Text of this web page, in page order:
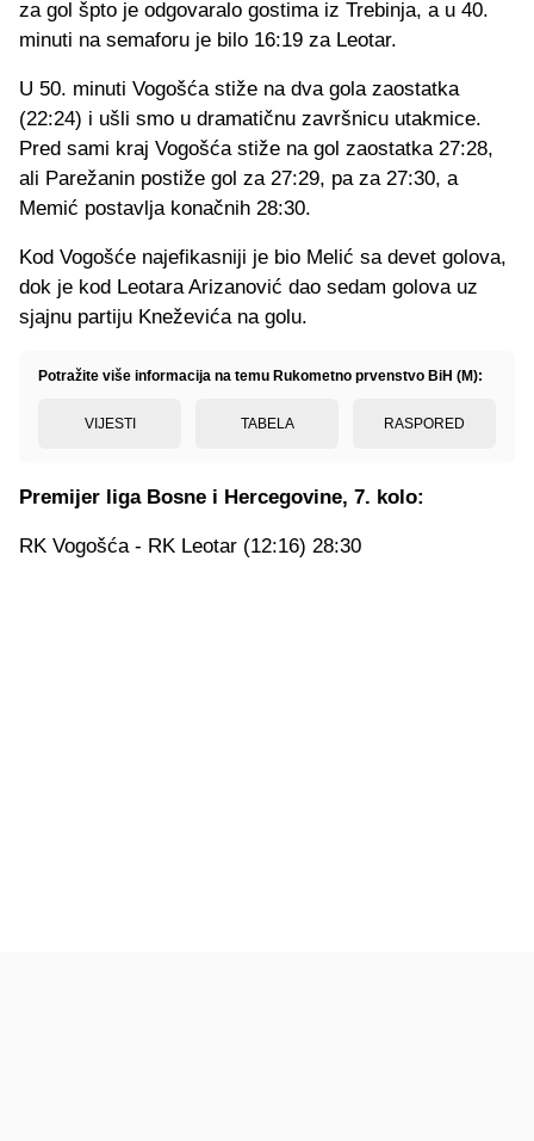
za gol špto je odgovaralo gostima iz Trebinja, a u 40.
minuti na semaforu je bilo 16:19 za Leotar.
U 50. minuti Vogošća stiže na dva gola zaostatka
(22:24) i ušli smo u dramatičnu završnicu utakmice.
Pred sami kraj Vogošća stiže na gol zaostatka 27:28,
ali Parežanin postiže gol za 27:29, pa za 27:30, a
Memić postavlja konačnih 28:30.
Kod Vogošće najefikasniji je bio Melić sa devet golova,
dok je kod Leotara Arizanović dao sedam golova uz
sjajnu partiju Kneževića na golu.
Potražite više informacija na temu Rukometno prvenstvo BiH (M):
VIJESTI TABELA RASPORED
Premijer liga Bosne i Hercegovine, 7. kolo:
RK Vogošća - RK Leotar (12:16) 28:30